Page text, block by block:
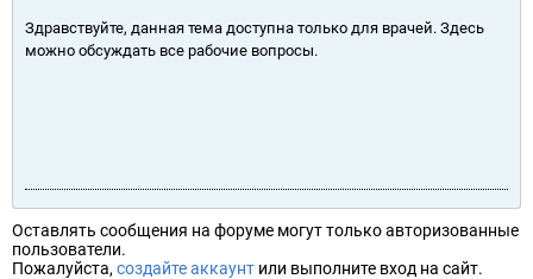
Здравствуйте, данная тема доступна только для врачей. Здесь
можно обсуждать все рабочие вопросы.
Оставлять сообщения на форуме могут только авторизованные
пользователи.
Пожалуйста, создайте аккаунт или выполните вход на сайт.